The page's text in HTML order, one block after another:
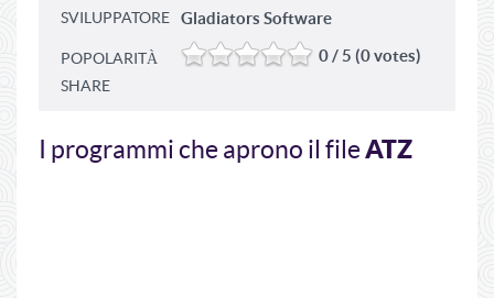
SVILUPPATORE Gladiators Software
POPOLARITÀ 0 / 5 (0 votes)
SHARE
I programmi che aprono il fileATZ